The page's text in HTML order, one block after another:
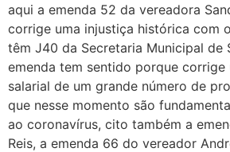
aqui a emenda 52 da vereadora
corrige uma injustiça histórica com
têm J40 da Secretaria Municipal de
emenda tem sentido porque corrige
salarial de um grande número de
que nesse momento são
ao coronavírus, cito também a
Reis, a emenda 66 do vereador